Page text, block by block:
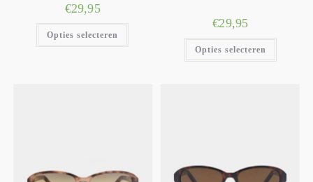
€29,95
Opties selecteren
€29,95
Opties selecteren